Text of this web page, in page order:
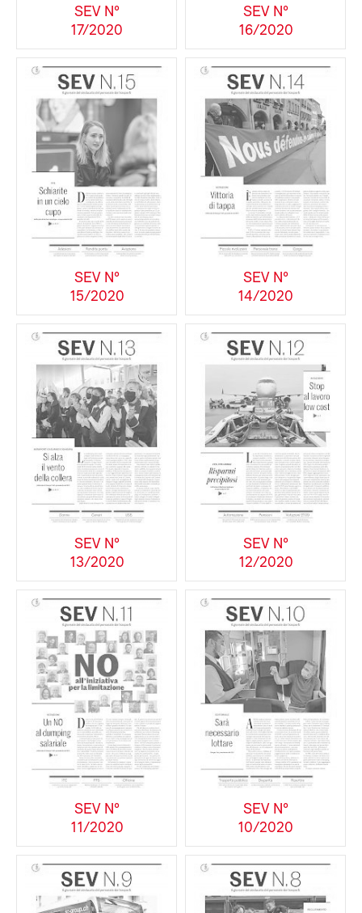
SEV N°
17/2020
SEV N°
16/2020
SEV N°
15/2020
SEV N°
14/2020
SEV N°
13/2020
SEV N°
12/2020
SEV N°
11/2020
SEV N°
10/2020